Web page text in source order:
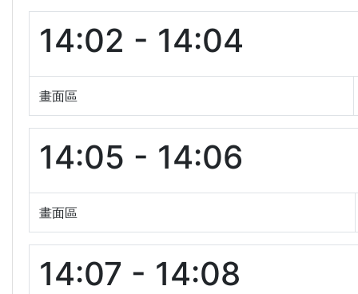
14:02 - 14:04
畫面區
14:05 - 14:06
畫面區
14:07 - 14:08